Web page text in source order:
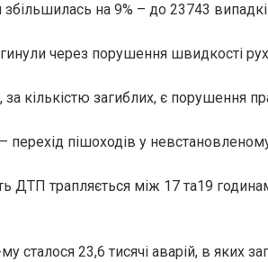
на 9% – до 23743
через порушення швидкості
кількістю загиблих, є порушення
перехід пішоходів у
ДТП трапляється між 17 та19
сталося 23,6 тисячі аварій, в яких